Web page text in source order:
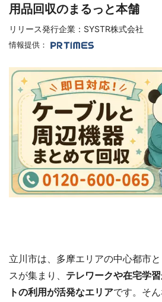
用品回収のまるっと本舗
リリース発行企業：SYSTR株式会社
情報提供：
立川市は、多摩エリアの中心都市
スが集まり、 テレワークや在宅学
トの利用が活発なエリアです。そ